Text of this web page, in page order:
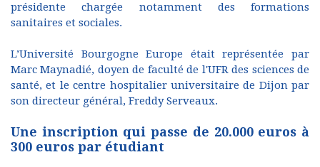
présidente chargée notamment des formations
sanitaires et sociales.
L’Université Bourgogne Europe était représentée par
Marc Maynadié, doyen de faculté de l'UFR des sciences de
santé, et le centre hospitalier universitaire de Dijon par
son directeur général, Freddy Serveaux.
Une inscription qui passe de 20.000 euros à
300 euros par étudiant